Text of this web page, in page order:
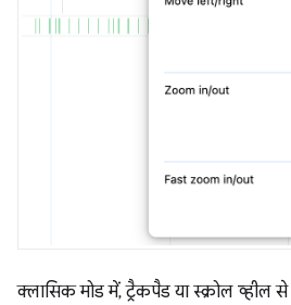
क्लासिक मोड में, ट्रैकपैड या स्क्रोल व्हील